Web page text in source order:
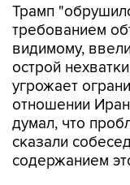
Трамп
требованием
видимому,
острой
угрожает
отношении
думал, что
сказали
содержанием